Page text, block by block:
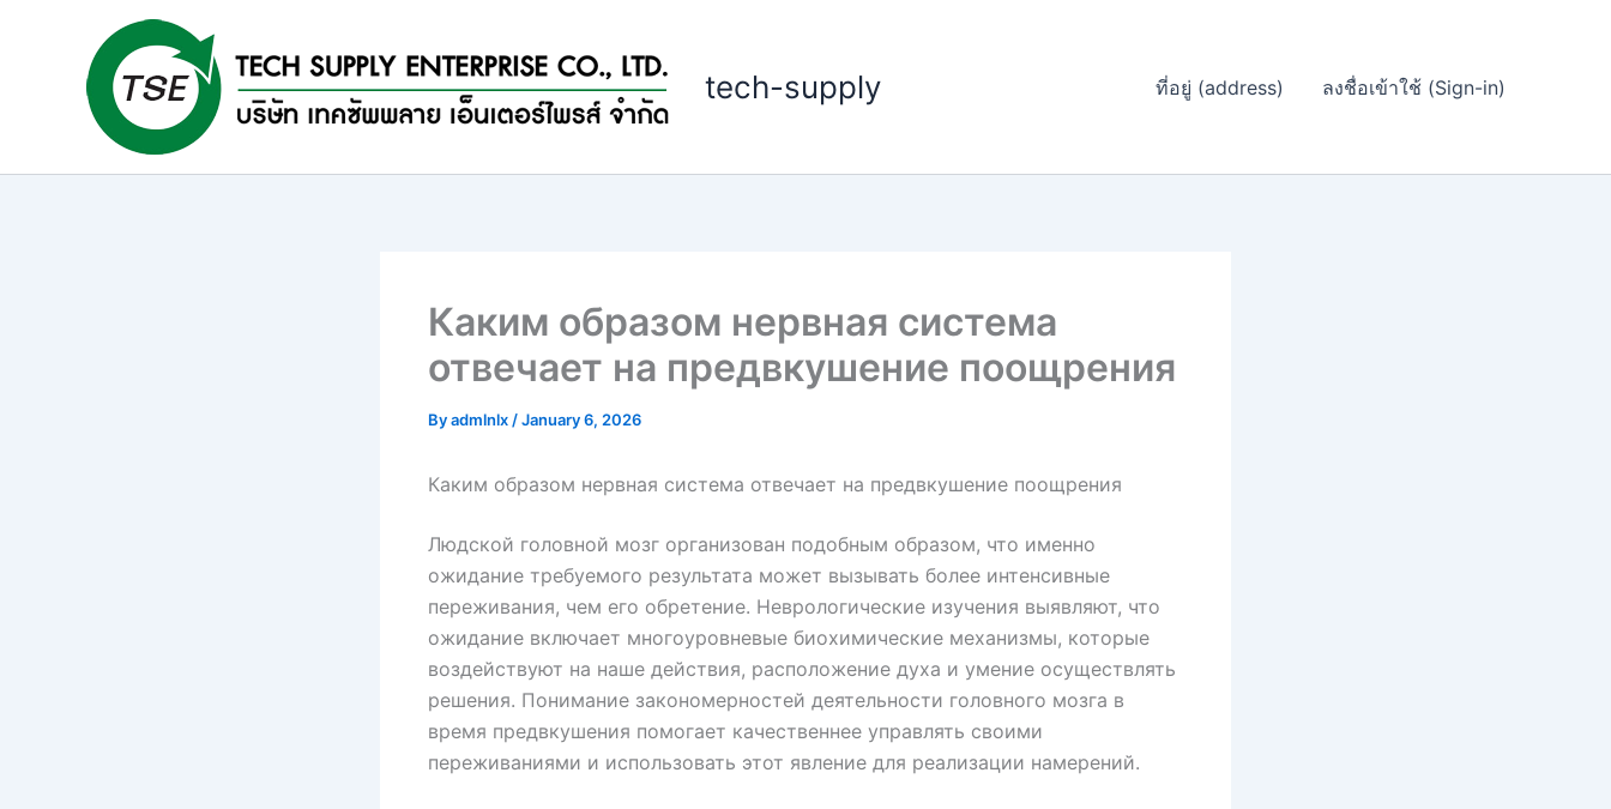
tech-supply ที่อยู่ (address) ลงชื่อเข้าใช้ (Sign-in)
Каким образом нервная система
отвечает на предвкушение поощрения
Byadmlnlx /January 6, 2026
Каким образом нервная система отвечает на предвкушение поощрения
Людской головной мозг организован подобным образом, что именно
ожидание требуемого результата может вызывать более интенсивные
переживания, чем его обретение. Неврологические изучения выявляют, что
ожидание включает многоуровневые биохимические механизмы, которые
воздействуют на наше действия, расположение духа и умение осуществлять
решения. Понимание закономерностей деятельности головного мозга в
время предвкушения помогает качественнее управлять своими
переживаниями и использовать этот явление для реализации намерений.